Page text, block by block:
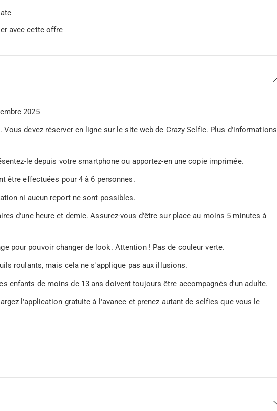
avec cette offre
2025
devez réserver en ligne sur le site web de Crazy Selfie. Plus d'informations
le depuis votre smartphone ou apportez-en une copie imprimée.
être effectuées pour 4 à 6 personnes.
ni aucun report ne sont possibles.
d'une heure et demie. Assurez-vous d'être sur place au moins 5 minutes à
pour pouvoir changer de look. Attention ! Pas de couleur verte.
roulants, mais cela ne s'applique pas aux illusions.
enfants de moins de 13 ans doivent toujours être accompagnés d'un adulte.
l'application gratuite à l'avance et prenez autant de selfies que vous le